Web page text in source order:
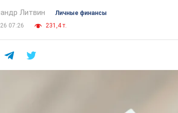
Литвин
Личные финансы
07:26
231,4 т.